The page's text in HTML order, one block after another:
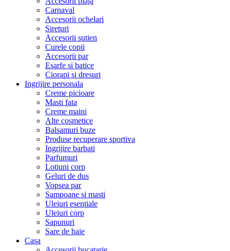
Carnaval
Accesorii ochelari
Sireturi
Accesorii sutien
Curele copii
Accesorii par
Esarfe si batice
Ciorapi si dresuri
Ingrijire personala
Creme picioare
Masti fata
Creme maini
Alte cosmetice
Balsamuri buze
Produse recuperare sportiva
Ingrijire barbati
Parfumuri
Lotiuni corp
Geluri de dus
Vopsea par
Sampoane si masti
Uleiuri esentiale
Uleiuri corp
Sapunuri
Sare de baie
Casa